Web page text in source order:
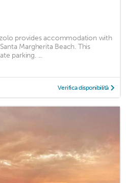
provides accommodation with
Margherita Beach. This
parking. ...
Verifica disponibilità